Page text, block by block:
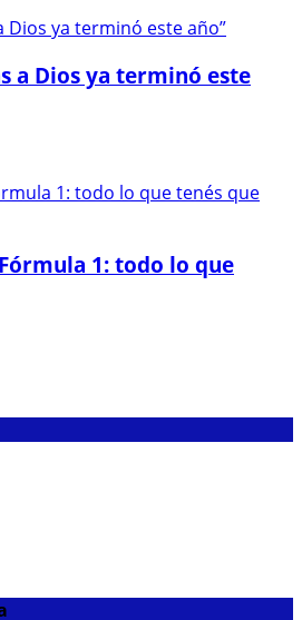
a Dios ya terminó este
1: todo lo que